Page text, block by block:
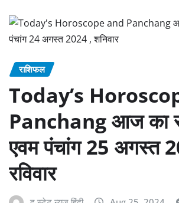
राशिफल
Today’s
Panchang आज का
एवम पंचांग 25 अगस्त
रविवार